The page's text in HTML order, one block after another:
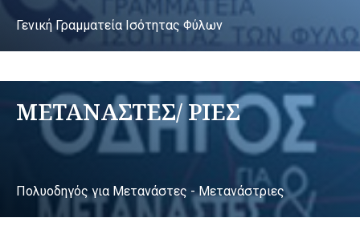
Γενική Γραμματεία Ισότητας Φύλων
ΜΕΤΑΝΑΣΤΕΣ/ ΡΙΕΣ
Πολυοδηγός για Μετανάστες - Μετανάστριες